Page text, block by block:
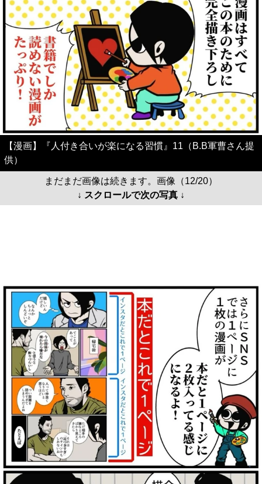
【漫画】『人付き合いが楽になる習慣』11（B.B軍曹さん提
供）
まだまだ画像は続きます。画像（12/20）
↓ スクロールで次の写真 ↓